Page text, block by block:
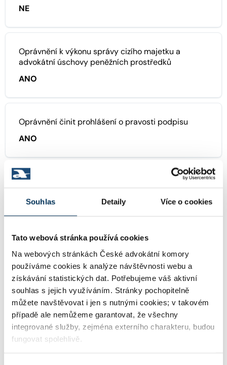
Souhlas Detaily Více o cookies
Tato webová stránka používá cookies
Na webových stránkách České advokátní komory
používáme cookies k analýze návštěvnosti webu a
získávání statistických dat. Potřebujeme váš aktivní
souhlas s jejich využíváním. Stránky pochopitelně
můžete navštěvovat i jen s nutnými cookies; v takovém
případě ale nemůžeme garantovat, že všechny
integrované služby, zejména externího charakteru, budou
fungovat spolehlivě.
NE
Oprávnění k výkonu správy cizího majetku a
advokátní úschovy peněžních prostředků
ANO
Oprávnění činit prohlášení o pravosti podpisu
ANO
BS LEGAL advokátní kancelář, s.r.o.
KONTAKT
Email: becvarova@bslegal.cz
Telefon: +420257223191